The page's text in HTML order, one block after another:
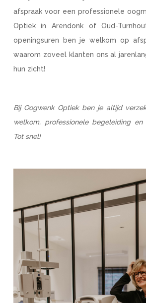
afspraak voor een professionele
Optiek in Arendonk of Oud-
openingsuren ben je welkom op
waarom zoveel klanten ons al
hun zicht!
Bij Oogwenk Optiek ben je altijd
welkom, professionele begeleiding
Tot snel!